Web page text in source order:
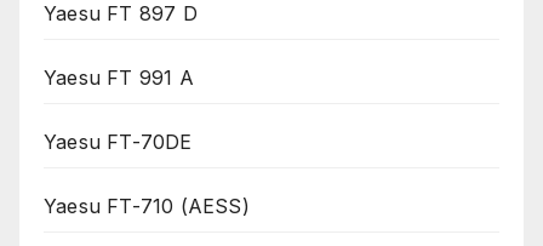
Yaesu FT 897 D
Yaesu FT 991 A
Yaesu FT-70DE
Yaesu FT-710 (AESS)